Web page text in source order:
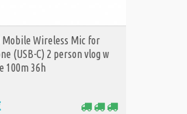
Mobile Wireless Mic for
(USB-C) 2 person vlog w
100m 36h